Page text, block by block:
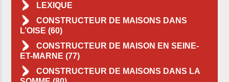
LEXIQUE
CONSTRUCTEUR DE MAISONS DANS
L’OISE (60)
CONSTRUCTEUR DE MAISON EN SEINE-
ET-MARNE (77)
CONSTRUCTEUR DE MAISONS DANS LA